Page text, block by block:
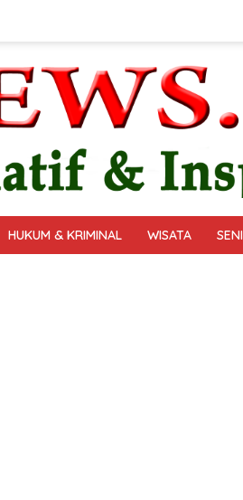
HUKUM & KRIMINAL WISATA SENI